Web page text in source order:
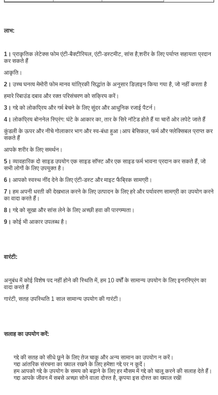
लाभ:
1। प्राकृतिक लेटेक्स फोम एंटी-बैक्टीरियल, एंटी-डस्टमीट, सांस है;शरीर के लिए पर्याप्त सहायता प्रदान
कर सकते हैं
आकृति।
2। उच्च घनत्व मेमोरी फोम मानव यांत्रिकी सिद्धांत के अनुसार डिज़ाइन किया गया है, जो नहीं करता है
हमारे रिबाउंड दबाव और रक्त परिसंचरण को सक्रिय करें।
3। गद्दे को लोकप्रिय और गर्म बेचने के लिए सुंदर और आधुनिक रजाई पैटर्न।
4। लोकप्रिय बोननेल स्प्रिंग: घंटे के आकार का, तार के सिरे नॉटेड होते हैं या चारों ओर लपेटे जाते हैं
कुंडली के ऊपर और नीचे गोलाकार भाग और स्व-बंधा हुआ।आप बेसिकल, फर्म और फ्लेक्सिबल प्राप्त कर
सकते हैं
आपके शरीर के लिए समर्थन।
5। व्यावहारिक दो साइड उपयोग एक साइड सॉफ्ट और एक साइड फर्म भावना प्रदान कर सकते हैं, जो
सभी लोगों के लिए उपयुक्त है।
6। आपको स्वस्थ नींद देने के लिए एंटी-डस्ट और माइट फैब्रिक सामग्री।
7। हम अपनी धरती की देखभाल करने के लिए उत्पादन के लिए हरे और पर्यावरण सामग्री का उपयोग करने
का वादा करते हैं।
8। गद्दे को सूखा और सांस लेने के लिए अच्छी हवा की पारगम्यता।
9। कोई भी आकार उपलब्ध है।
वारंटी:
अनुबंध में कोई विशेष पद नहीं होने की स्थिति में, हम 10 वर्षों के सामान्य उपयोग के लिए इनरस्प्रिंग का
वादा करते हैं
गारंटी, सतह उपस्थिति 1 साल सामान्य उपयोग की गारंटी।
सलाह का उपयोग करें:
गद्दे की सतह को सीधे छूने के लिए तेज चाकू और अन्य सामान का उपयोग न करें।
गद्दा आंतरिक संरचना का ख्याल रखने के लिए हमेशा गद्दे पर न कूदें।
हम आपको गद्दे के उपयोग के समय को बढ़ाने के लिए हर मौसम में गद्दे को चालू करने की सलाह देते हैं।
गद्दा आपके जीवन में सबसे अच्छा सोने वाला दोस्त है, कृपया इस दोस्त का ख्याल रखें!